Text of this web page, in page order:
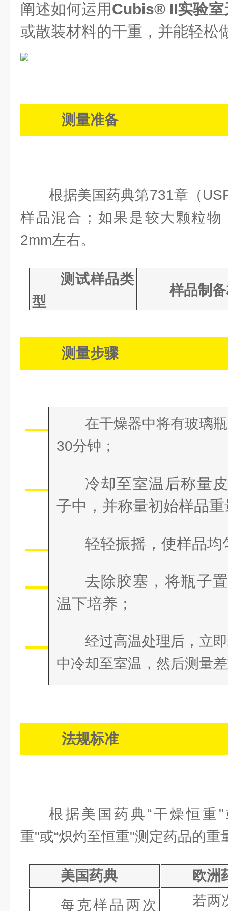
阐述如何运用Cubis® II实验室
或散装材料的干重，并能轻松
测量准备
根据美国药典第731章（
样品混合；如果是较大颗粒物
2mm左右。
测试样品类
型
样品制
片剂
必须使
测量步骤
1
在干燥器中将有玻璃
30分钟；
2
冷却至室温后称量
子中，并称量初始样品重
3
轻轻振摇，使样品
4
去除胶塞，将瓶子
温下培养；
5
经过高温处理后，立
中冷却至室温，然后测量
法规标准
根据美国药典“干燥恒重
重"或“炽灼至恒重"测定药品的重
美国药典
欧洲
每克样品两次
若两